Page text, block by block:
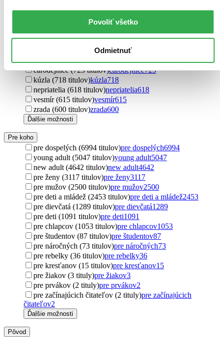
Povoliť všetko
Odmietnuť
osud (880 titulov)osud880
pomsta (871 titulov)pomsta871
utópia (777 titulov)utópia777
rodina759
draci (756 titulov)draci756
čarodejnice (725 titulov)čarodejnice725
kúzla (718 titulov)kúzla718
nepriatelia (618 titulov)nepriatelia618
vesmír (615 titulov)vesmír615
zrada (600 titulov)zrada600
Ďalšie možnosti
Pre koho
pre dospelých (6994 titulov)pre dospelých6994
young adult (5047 titulov)young adult5047
new adult (4642 titulov)new adult4642
pre ženy (3117 titulov)pre ženy3117
pre mužov (2500 titulov)pre mužov2500
pre deti a mládež (2453 titulov)pre deti a mládež2453
pre dievčatá (1289 titulov)pre dievčatá1289
pre deti (1091 titulov)pre deti1091
pre chlapcov (1053 titulov)pre chlapcov1053
pre študentov (87 titulov)pre študentov87
pre náročných (73 titulov)pre náročných73
pre rebelky (36 titulov)pre rebelky36
pre kresťanov (15 titulov)pre kresťanov15
pre žiakov (3 tituly)pre žiakov3
pre prvákov (2 tituly)pre prvákov2
pre začínajúcich čitateľov (2 tituly)pre začínajúcich
čitateľov2
Ďalšie možnosti
Pôvod